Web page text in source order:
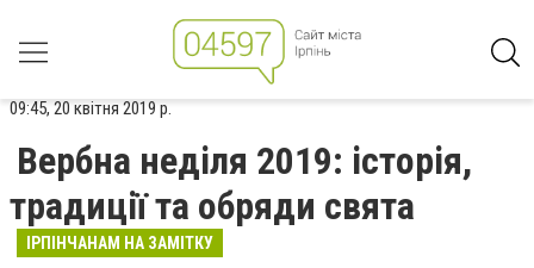
09:45, 20 квітня 2019 р.
Вербна неділя 2019: історія,
традиції та обряди свята
ІРПІНЧАНАМ НА ЗАМІТКУ